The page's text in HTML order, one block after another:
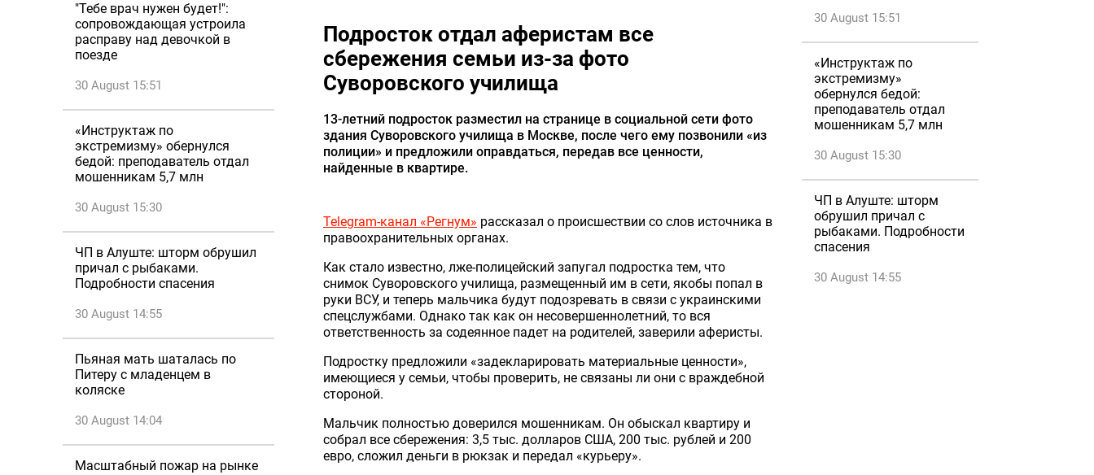
"Тебе врач нужен будет!":
сопровождающая устроила
расправу над девочкой в
поезде
30 August 15:51
«Инструктаж по
экстремизму» обернулся
бедой: преподаватель отдал
мошенникам 5,7 млн
30 August 15:30
ЧП в Алуште: шторм обрушил
причал с рыбаками.
Подробности спасения
30 August 14:55
Пьяная мать шаталась по
Питеру с младенцем в
коляске
30 August 14:04
Масштабный пожар на рынке
Подросток отдал аферистам все
сбережения семьи из-за фото
Суворовского училища
13-летний подросток разместил на странице в социальной сети фото
здания Суворовского училища в Москве, после чего ему позвонили «из
полиции» и предложили оправдаться, передав все ценности,
найденные в квартире.
Telegram-канал «Регнум» рассказал о происшествии со слов источника в
правоохранительных органах.
Как стало известно, лже-полицейский запугал подростка тем, что
снимок Суворовского училища, размещенный им в сети, якобы попал в
руки ВСУ, и теперь мальчика будут подозревать в связи с украинскими
спецслужбами. Однако так как он несовершеннолетний, то вся
ответственность за содеянное падет на родителей, заверили аферисты.
Подростку предложили «задекларировать материальные ценности»,
имеющиеся у семьи, чтобы проверить, не связаны ли они с враждебной
стороной.
Мальчик полностью доверился мошенникам. Он обыскал квартиру и
собрал все сбережения: 3,5 тыс. долларов США, 200 тыс. рублей и 200
евро, сложил деньги в рюкзак и передал «курьеру».
30 August 15:51
«Инструктаж по
экстремизму»
обернулся бедой:
преподаватель отдал
мошенникам 5,7 млн
30 August 15:30
ЧП в Алуште: шторм
обрушил причал с
рыбаками. Подробности
спасения
30 August 14:55